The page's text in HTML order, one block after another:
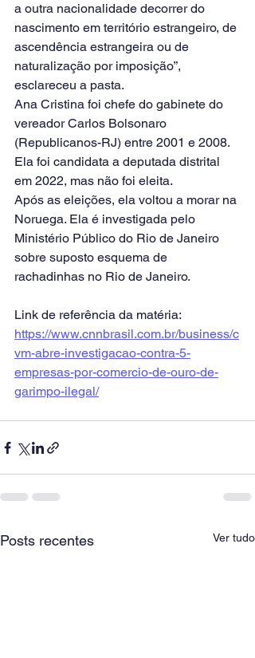
a outra nacionalidade decorrer do
nascimento em território estrangeiro, de
ascendência estrangeira ou de
naturalização por imposição”,
esclareceu a pasta.
Ana Cristina foi chefe do gabinete do
vereador Carlos Bolsonaro
(Republicanos-RJ) entre 2001 e 2008.
Ela foi candidata a deputada distrital
em 2022, mas não foi eleita.
Após as eleições, ela voltou a morar na
Noruega. Ela é investigada pelo
Ministério Público do Rio de Janeiro
sobre suposto esquema de
rachadinhas no Rio de Janeiro.
Link de referência da matéria:
https://www.cnnbrasil.com.br/business/c
vm-abre-investigacao-contra-5-
empresas-por-comercio-de-ouro-de-
garimpo-ilegal/
Posts recentes Ver tudo